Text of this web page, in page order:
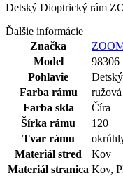
Detský Dioptrický rám
Ďalšie informácie
Značka
Model
98306
Pohlavie
Detský
Farba rámu
ružová
Farba skla
Číra
Šírka rámu
120
Tvar rámu
Materiál stred
Kov
Materiál stranica Kov,